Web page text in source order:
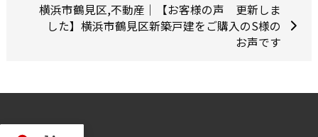
横浜市鶴見区,不動産｜【お客様の声 更新しま
した】横浜市鶴見区新築戸建をご購入のS様の
お声です